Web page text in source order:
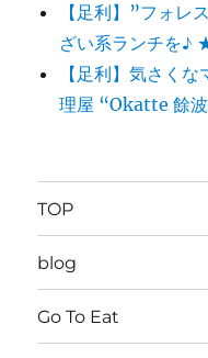
【足利】”フォレ
ざい系ランチを
【足利】気さく
理屋 “Okatte
TOP
blog
Go To Eat